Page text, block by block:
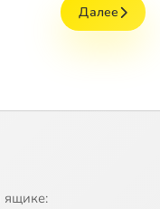
Далее
ящике: